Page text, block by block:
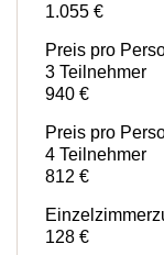
1.055 €
Preis pro
3 Teilnehmer
940 €
Preis pro
4 Teilnehmer
812 €
128 €